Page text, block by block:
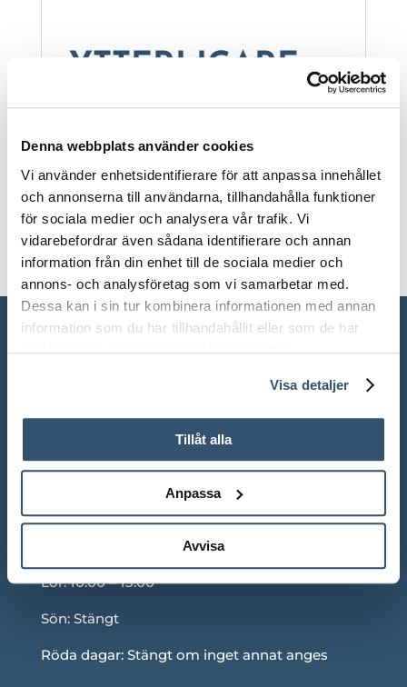
Denna webbplats använder cookies
Vi använder enhetsidentifierare för att anpassa innehållet
och annonserna till användarna, tillhandahålla funktioner
för sociala medier och analysera vår trafik. Vi
vidarebefordrar även sådana identifierare och annan
information från din enhet till de sociala medier och
annons- och analysföretag som vi samarbetar med.
Dessa kan i sin tur kombinera informationen med annan
information som du har tillhandahållit eller som de har
samlat in när du har använt deras tjänster.
Visa detaljer
Tillåt alla
Anpassa
Avvisa
YTTERLIGARE
INFORMATION
Vikt
1000 kg
Mån-Fre: 10.00 – 18.00
Lör: 10.00 – 13.00
Sön: Stängt
Röda dagar: Stängt om inget annat anges